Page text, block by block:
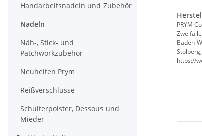
PRYM
Baden-
https://
Handarbeitsnadeln und Zubehör
Nadeln
Näh-, Stick- und
Patchworkzubehör
Neuheiten Prym
Reißverschlüsse
Schulterpolster, Dessous und
Mieder